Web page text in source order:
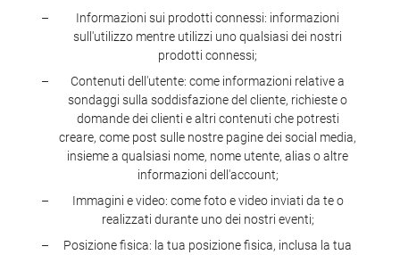
Informazioni sui prodotti connessi: informazioni
sull'utilizzo mentre utilizzi uno qualsiasi dei nostri
prodotti connessi;
Contenuti dell'utente: come informazioni relative a
sondaggi sulla soddisfazione del cliente, richieste o
domande dei clienti e altri contenuti che potresti
creare, come post sulle nostre pagine dei social media,
insieme a qualsiasi nome, nome utente, alias o altre
informazioni dell'account;
Immagini e video: come foto e video inviati da te o
realizzati durante uno dei nostri eventi;
Posizione fisica: la tua posizione fisica, inclusa la tua